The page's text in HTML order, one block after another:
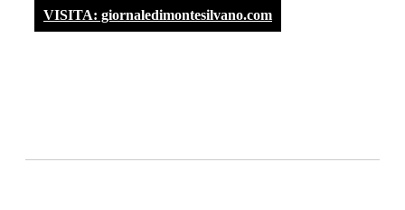
VISITA: giornaledimontesilvano.com